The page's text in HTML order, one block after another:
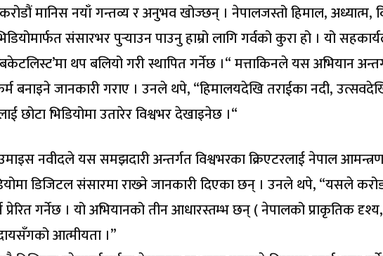
मानिस नयाँ गन्तव्य र अनुभव खोज्छन् । नेपालजस्तो हिमाल, अध्यात्म,
संसारभर पुर्‍याउन पाउनु हाम्रो लागि गर्वको कुरा हो । यो
थप बलियो गरी स्थापित गर्नेछ ।“ मत्ताकिनले यस अभियान
बनाइने जानकारी गराए । उनले थपे, “हिमालयदेखि तराईका नदी,
छोटा भिडियोमा उतारेर विश्वभर देखाइनेछ ।“
नवीदले यस समझदारी अन्तर्गत विश्वभरका क्रिएटरलाई नेपाल
डिजिटल संसारमा राख्‍ने जानकारी दिएका छन् । उनले थपे, “यसले
प्रेरित गर्नेछ । यो अभियानको तीन आधारस्तम्भ छन् ( नेपालको प्राकृतिक दृश्य,
आत्मीयता ।”